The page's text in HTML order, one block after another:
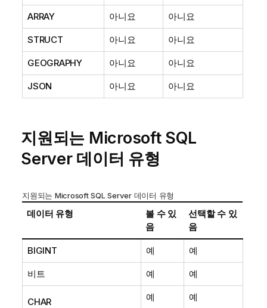
ARRAY 아니요 아니요
STRUCT 아니요 아니요
GEOGRAPHY 아니요 아니요
JSON 아니요 아니요
지원되는 Microsoft SQL
Server 데이터 유형
지원되는 Microsoft SQL Server 데이터 유형
데이터 유형
볼 수 있
음
선택할 수 있
음
BIGINT 예 예
비트 예 예
CHAR 예 예